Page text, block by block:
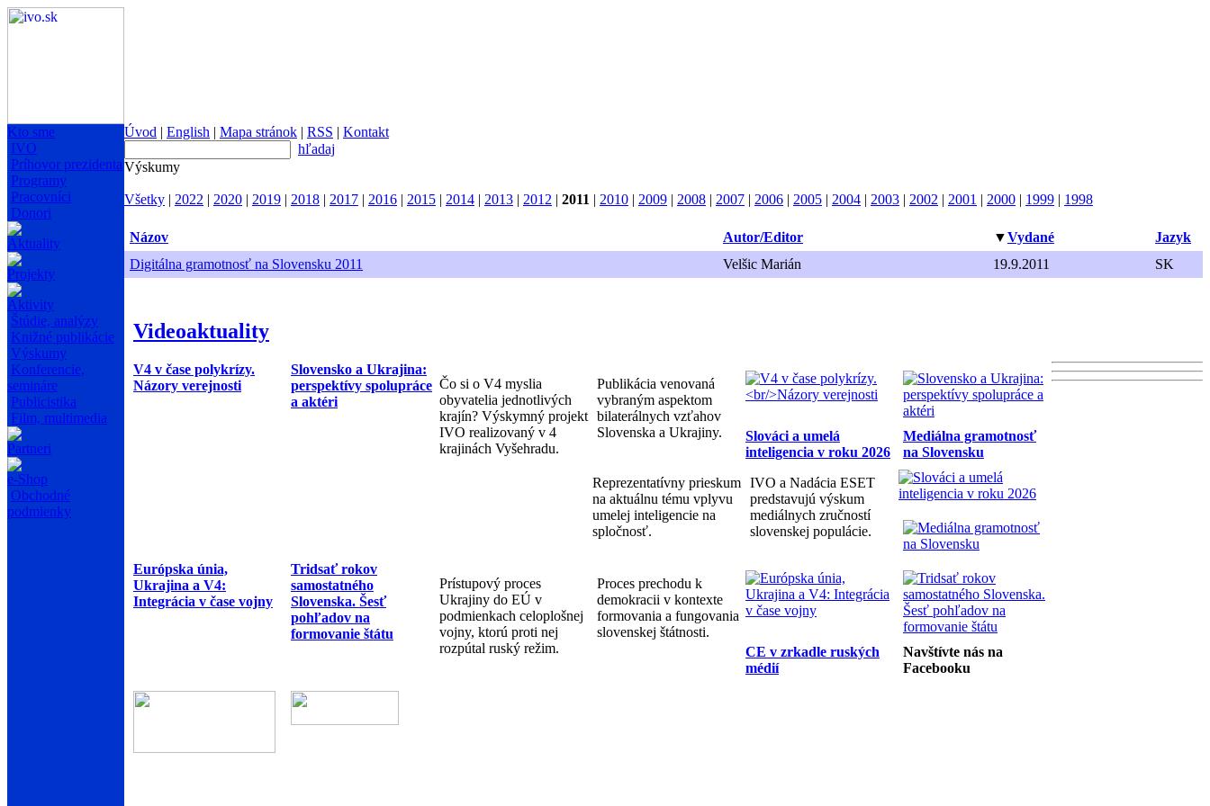
Kto sme
IVO
Príhovor prezidenta
Programy
Pracovníci
Donori
Aktuality
Projekty
Aktivity
Štúdie, analýzy
Knižné publikácie
Výskumy
Konferencie,
semináre
Publicistika
Film, multimedia
Partneri
e-Shop
Obchodné
podmienky
Úvod | English | Mapa stránok | RSS | Kontakt
hľadaj
Výskumy
Všetky | 2022 | 2020 | 2019 | 2018 | 2017 | 2016 | 2015 | 2014 | 2013 | 2012 | 2011 | 2010 | 2009 | 2008 | 2007 | 2006 | 2005 | 2004 | 2003 | 2002 | 2001 | 2000 | 1999 | 1998
Názov Autor/Editor ▼Vydané
Jazyk
Digitálna gramotnosť na Slovensku 2011
Velšic Marián 19.9.2011 SK
Videoaktuality
V4 v čase polykrízy.
Názory verejnosti
Slovensko a Ukrajina:
perspektívy spolupráce
a aktéri
Čo si o V4 myslia
obyvatelia jednotlivých
krajín? Výskymný projekt
IVO realizovaný v 4
krajinách Vyšehradu.
Publikácia venovaná
vybraným aspektom
bilaterálnych vzťahov
Slovenska a Ukrajiny.
Slováci a umelá
inteligencia v roku 2026
Mediálna gramotnosť
na Slovensku
Reprezentatívny prieskum
na aktuálnu tému vplyvu
umelej inteligencie na
spločnosť.
IVO a Nadácia ESET
predstavujú výskum
mediálnych zručností
slovenskej populácie.
Európska únia,
Ukrajina a V4:
Integrácia v čase vojny
Tridsať rokov
samostatného
Slovenska. Šesť
pohľadov na
formovanie štátu
Prístupový proces
Ukrajiny do EÚ v
podmienkach celoplošnej
vojny, ktorú proti nej
rozpútal ruský režim.
Proces prechodu k
demokracii v kontexte
formovania a fungovania
slovenskej štátnosti.
CE v zrkadle ruských
médií
Navštívte nás na
Facebooku